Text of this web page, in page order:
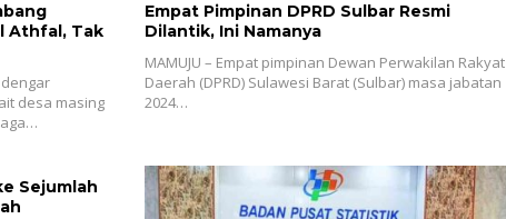
Athfal, Tak
dengar
desa masing
Empat Pimpinan DPRD Sulbar Resmi
Dilantik, Ini Namanya
MAMUJU – Empat pimpinan Dewan Perwakilan Rakyat
Daerah (DPRD) Sulawesi Barat (Sulbar) masa jabatan
2024…
Sejumlah